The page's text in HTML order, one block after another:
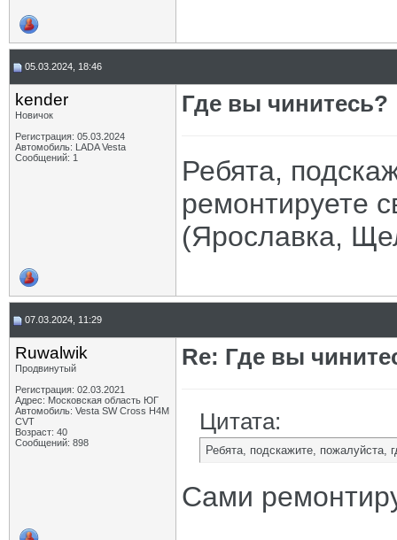
05.03.2024, 18:46
kender
Новичок
Регистрация: 05.03.2024
Автомобиль: LADA Vesta
Сообщений: 1
Где вы чинитесь?
Ребята,
ремонтируете
(Ярославка,
07.03.2024, 11:29
Ruwalwik
Продвинутый
Регистрация: 02.03.2021
Адрес: Московская область ЮГ
Автомобиль: Vesta SW Cross H4M
CVT
Возраст: 40
Сообщений: 898
Re: Где вы
Цитата:
Ребята, подскажите, пожалуйста,
Сами